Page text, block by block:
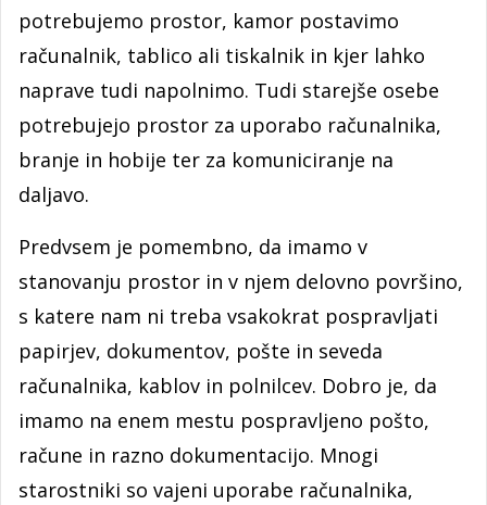
potrebujemo prostor, kamor postavimo
računalnik, tablico ali tiskalnik in kjer lahko
naprave tudi napolnimo. Tudi starejše osebe
potrebujejo prostor za uporabo računalnika,
branje in hobije ter za komuniciranje na
daljavo.
Predvsem je pomembno, da imamo v
stanovanju prostor in v njem delovno površino,
s katere nam ni treba vsakokrat pospravljati
papirjev, dokumentov, pošte in seveda
računalnika, kablov in polnilcev. Dobro je, da
imamo na enem mestu pospravljeno pošto,
račune in razno dokumentacijo. Mnogi
starostniki so vajeni uporabe računalnika,